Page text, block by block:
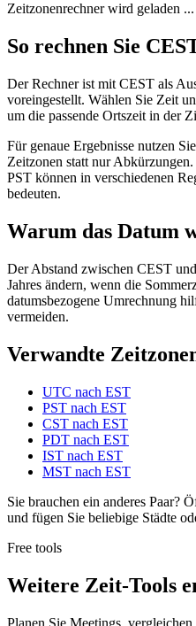
Zeitzonenrechner wird geladen ...
So rechnen Sie
Der Rechner ist mit CEST als
voreingestellt. Wählen Sie Zeit
um die passende Ortszeit in der
Für genaue Ergebnisse nutzen
Zeitzonen statt nur
PST können in verschiedenen
bedeuten.
Warum das Datum
Der Abstand zwischen CEST
Jahres ändern, wenn die
datumsbezogene Umrechnung
vermeiden.
Verwandte
UTC nach EST
PST nach EST
CST nach EST
PDT nach EST
IST nach EST
MST nach EST
Sie brauchen ein anderes Paar?
und fügen Sie beliebige Städte
Free tools
Weitere Zeit-Tools
Planen Sie Meetings,